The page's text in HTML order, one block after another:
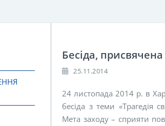
Бесіда, присвячена
25.11.2014
24 листопада 2014 р. в
бесіда з теми «Трагедія
Мета заходу – сприяти